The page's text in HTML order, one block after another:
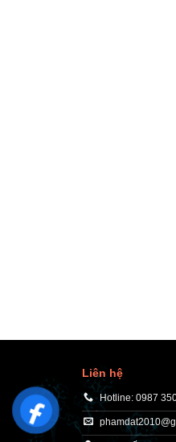
Liên hệ
Hotline: 0987